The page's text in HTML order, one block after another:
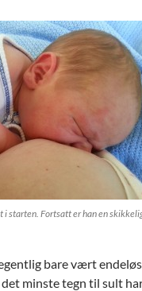
i starten. Fortsatt er han en
bare vært
det minste tegn til sult